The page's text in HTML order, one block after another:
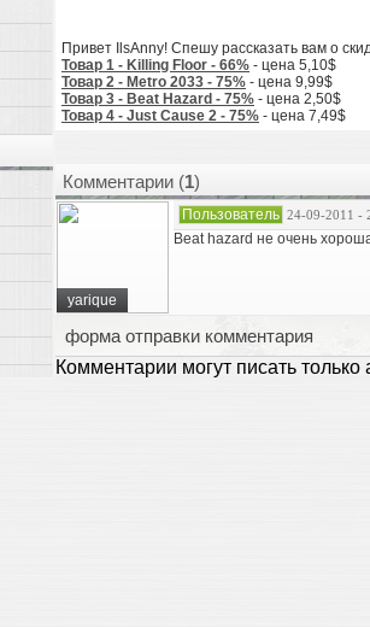
Привет IlsAnny! Спешу рассказать вам о
Товар 1 - Killing Floor - 66% - цена 5,10$
Товар 2 - Metro 2033 - 75% - цена 9,99$
Товар 3 - Beat Hazard - 75% - цена 2,50$
Товар 4 - Just Cause 2 - 75% - цена 7,49$
Комментарии (1)
yarique
Пользователь 24-09-2011 -
Beat hazard не очень
форма отправки комментария
Комментарии могут писать